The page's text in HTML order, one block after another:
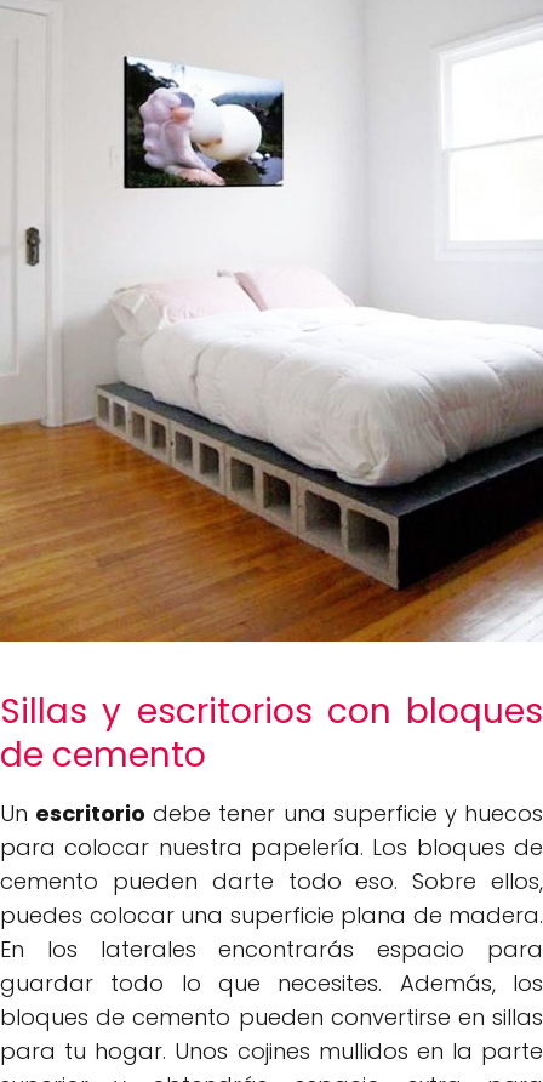
Sillas y escritorios con bloques
de cemento
Un escritorio debe tener una superficie y huecos
para colocar nuestra papelería. Los bloques de
cemento pueden darte todo eso. Sobre ellos,
puedes colocar una superficie plana de madera.
En los laterales encontrarás espacio para
guardar todo lo que necesites. Además, los
bloques de cemento pueden convertirse en sillas
para tu hogar. Unos cojines mullidos en la parte